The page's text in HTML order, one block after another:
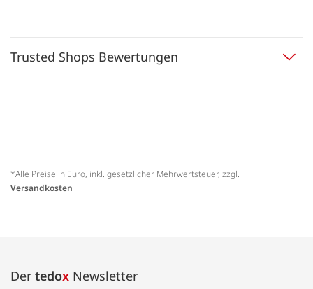
Trusted Shops Bewertungen
*Alle Preise in Euro, inkl. gesetzlicher Mehrwertsteuer, zzgl.
Versandkosten
Der tedox Newsletter